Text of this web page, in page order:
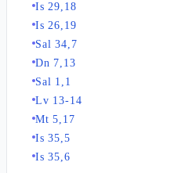
Is 29,18
Is 26,19
Sal 34,7
Dn 7,13
Sal 1,1
Lv 13-14
Mt 5,17
Is 35,5
Is 35,6